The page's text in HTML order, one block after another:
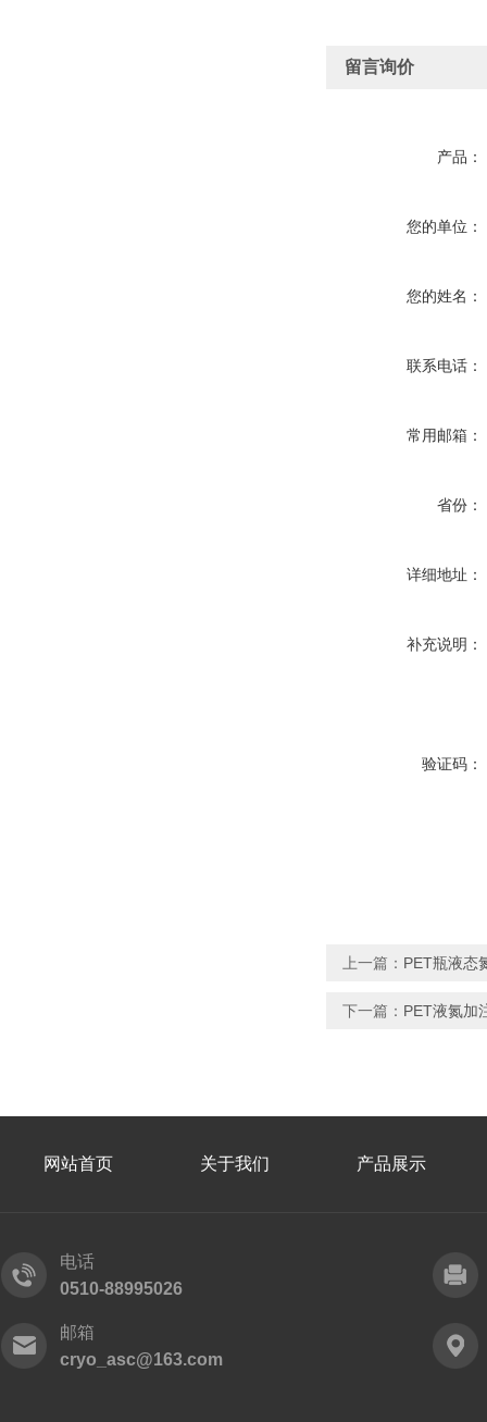
留言询价
产品：
您的单位：
您的姓名：
联系电话：
常用邮箱：
省份：
详细地址：
补充说明：
验证码：
上一篇： PET瓶液态
下一篇： PET液氮加
网站首页 关于我们 产品展示
电话
0510-88995026
邮箱
cryo_asc@163.com